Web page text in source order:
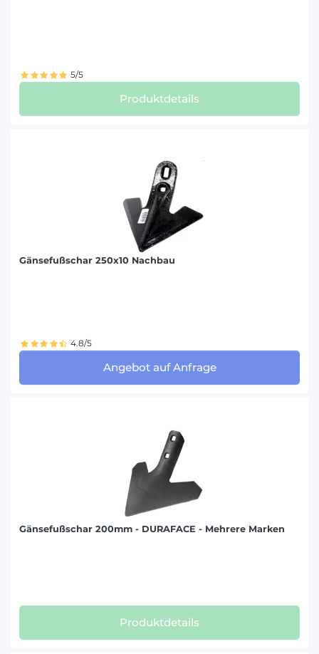
5/5
Produktdetails
Gänsefußschar 250x10 Nachbau
4.8/5
Angebot auf Anfrage
Gänsefußschar 200mm - DURAFACE - Mehrere Marken
Produktdetails